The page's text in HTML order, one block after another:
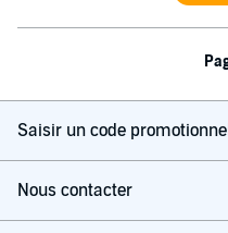
Saisir un code
Nous contacter